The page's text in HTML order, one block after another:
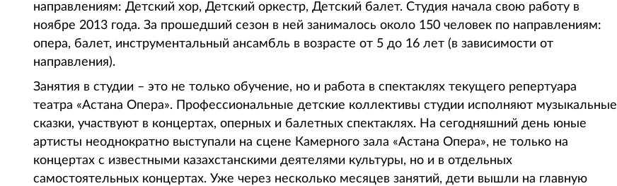
направлениям: Детский хор, Детский оркестр, Детский балет. Студия начала свою работу в
ноябре 2013 года. За прошедший сезон в ней занималось около 150 человек по направлениям:
опера, балет, инструментальный ансамбль в возрасте от 5 до 16 лет (в зависимости от
направления).
Занятия в студии – это не только обучение, но и работа в спектаклях текущего репертуара
театра «Астана Опера». Профессиональные детские коллективы студии исполняют музыкальные
сказки, участвуют в концертах, оперных и балетных спектаклях. На сегодняшний день юные
артисты неоднократно выступали на сцене Камерного зала «Астана Опера», не только на
концертах с известными казахстанскими деятелями культуры, но и в отдельных
самостоятельных концертах. Уже через несколько месяцев занятий, дети вышли на главную